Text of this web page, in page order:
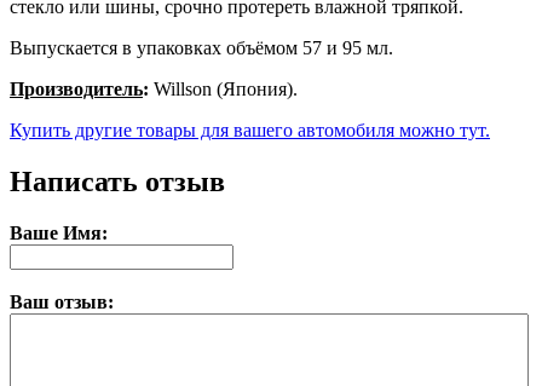
стекло или шины, срочно протереть влажной тряпкой.
Выпускается в упаковках объёмом 57 и 95 мл.
Производитель: Willson (Япония).
Купить другие товары для вашего автомобиля можно тут.
Написать отзыв
Ваше Имя:
Ваш отзыв: